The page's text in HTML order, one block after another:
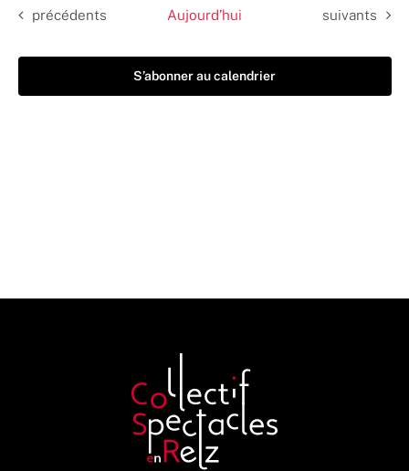
Évènements
précédents Aujourd’hui Évènements
suivants
S’abonner au calendrier